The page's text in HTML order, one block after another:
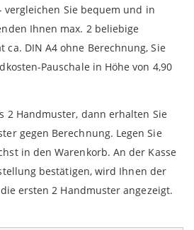
vergleichen Sie bequem und in
Ihnen max. 2 beliebige
ca. DIN A4 ohne Berechnung, Sie
Pauschale in Höhe von 4,90
2 Handmuster, dann erhalten Sie
gegen Berechnung. Legen Sie
in den Warenkorb. An der Kasse
bestätigen, wird Ihnen der
ersten 2 Handmuster angezeigt.